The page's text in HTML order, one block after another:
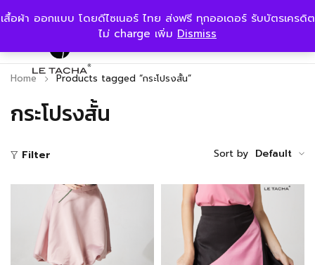
เสื้อผ้า ออกแบบ โดยดีไซเนอร์ ไทย ส่งฟรี ทุกออเดอร์ รับบัตรเครดิต
ไม่ charge เพิ่ม Dismiss
กระโปรงสั้น
Home Products tagged “กระโปรงสั้น”
Filter Sort by Default